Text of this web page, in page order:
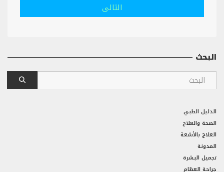
التالى
البحث
الدليل الطبي
الصحة والعلاج
العلاج بالأشعة
المدونة
تجميل البشرة
جراحة العظام